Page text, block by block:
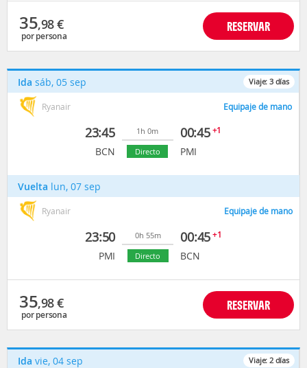
35,98€
por persona
RESERVAR
Viaje: 3 días
Ida sáb, 05 sep
Ryanair Equipaje de mano
23:45
BCN
1h 0m
Directo
00:45+1
PMI
Vuelta lun, 07 sep
Ryanair Equipaje de mano
23:50
PMI
0h 55m
Directo
00:45+1
BCN
35,98€
por persona
RESERVAR
Viaje: 2 días
Ida vie, 04 sep